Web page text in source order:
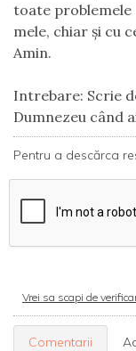
toate problemele
mele, chiar şi cu
Amin.
Intrebare: Scrie
Dumnezeu când
Pentru a descărca
Vrei sa scapi de
Comentarii